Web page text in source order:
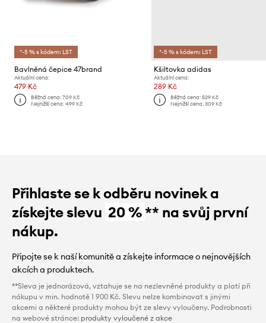
*-5 % s kódem: LST
Bavlněná čepice 47brand
Aktuální cena:
479 Kč
Běžná cena:709 Kč
Nejnižší cena:499 Kč
*-5 % s kódem: LST
Kšiltovka adidas
Aktuální cena:
289 Kč
Běžná cena: 529 Kč
Nejnižší cena: 309 Kč
Přihlaste se k odběru novinek a
získejte slevu 20 %** na svůj první
nákup.
Připojte se k naší komunitě a získejte informace o nejnovějších
akcích a produktech.
**Sleva je jednorázová, vztahuje se na nezlevněné produkty a platí při
nákupu v min. hodnotě 1 900 Kč. Slevu nelze kombinovat s jinými
akcemi a některé produkty mohou být ze slevy vyloučeny. Podrobnosti
na webové stránce: produkty vyloučené z akce